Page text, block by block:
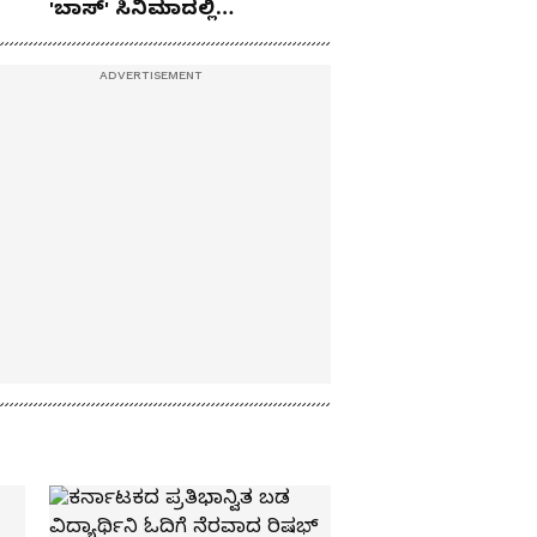
'ಬಾಸ್' ಸಿನಿಮಾದಲ್ಲಿ
ಅಂಥದ್ದೇನಿದೆ?